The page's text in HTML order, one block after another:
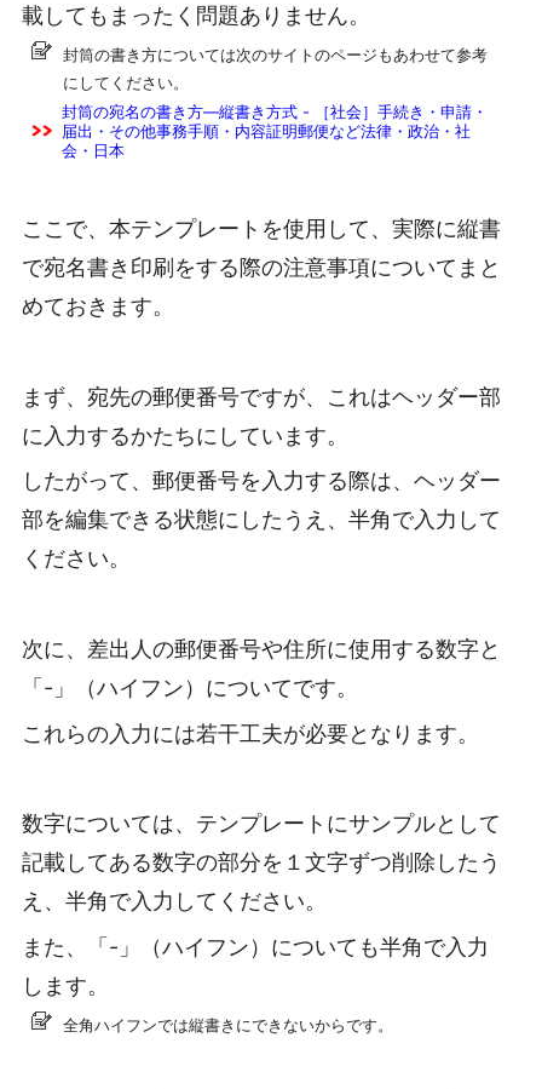
載してもまったく問題ありません。
封筒の書き方については次のサイトのページもあわせて参考
にしてください。
封筒の宛名の書き方―縦書き方式 - ［社会］手続き・申請・
届出・その他事務手順・内容証明郵便など法律・政治・社
会・日本
ここで、本テンプレートを使用して、実際に縦書
で宛名書き印刷をする際の注意事項についてまと
めておきます。
まず、宛先の郵便番号ですが、これはヘッダー部
に入力するかたちにしています。
したがって、郵便番号を入力する際は、ヘッダー
部を編集できる状態にしたうえ、半角で入力して
ください。
次に、差出人の郵便番号や住所に使用する数字と
「-」（ハイフン）についてです。
これらの入力には若干工夫が必要となります。
数字については、テンプレートにサンプルとして
記載してある数字の部分を１文字ずつ削除したう
え、半角で入力してください。
また、「-」（ハイフン）についても半角で入力
します。
全角ハイフンでは縦書きにできないからです。